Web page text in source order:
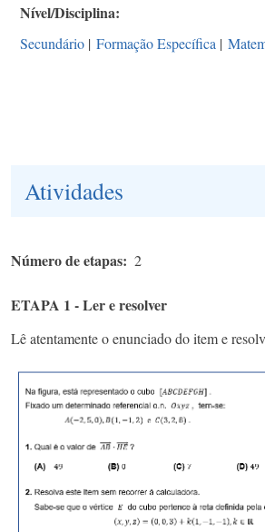
Nível/Disciplina
Secundário | Formação Específica |
Atividades
Número de etapas 2
ETAPA 1 - Ler e resolver
Lê atentamente o enunciado do item e